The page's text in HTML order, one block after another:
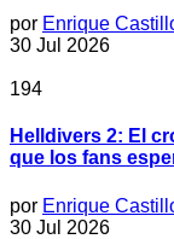
por Enrique
30 Jul 2026
194
Helldivers 2: El
que los fans
por Enrique
30 Jul 2026